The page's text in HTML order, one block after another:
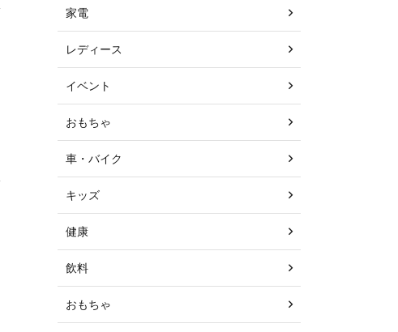
家電
レディース
イベント
おもちゃ
車・バイク
キッズ
健康
飲料
おもちゃ